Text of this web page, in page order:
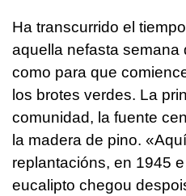
Ha transcurrido el
aquella nefasta semana
como para que
los brotes verdes. La
comunidad, la fuente
la madera de pino. «
replantacións, en 1945
eucalipto chegou